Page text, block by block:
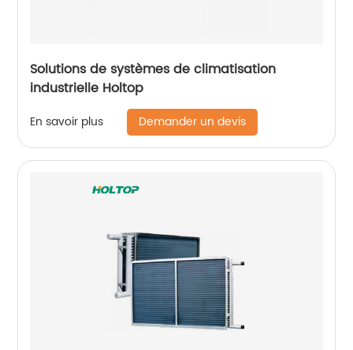
Solutions de systèmes de climatisation
industrielle Holtop
En savoir plus Demander un devis